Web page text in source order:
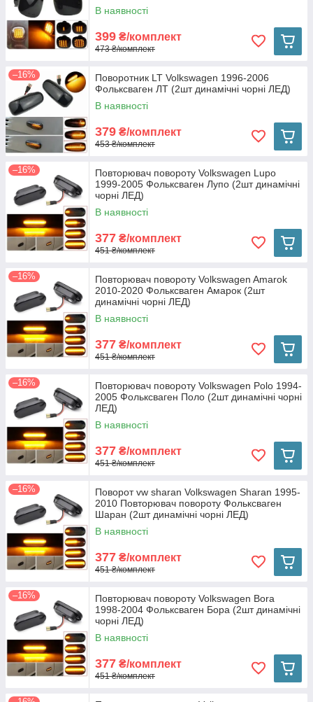
В наявності
399 ₴/комплект
473 ₴/комплект
–16%
Поворотник LT Volkswagen 1996-2006
Фольксваген ЛТ (2шт динамічні чорні ЛЕД)
В наявності
379 ₴/комплект
453 ₴/комплект
–16%
Повторювач повороту Volkswagen Lupo
1999-2005 Фольксваген Лупо (2шт динамічні
чорні ЛЕД)
В наявності
377 ₴/комплект
451 ₴/комплект
–16%
Повторювач повороту Volkswagen Amarok
2010-2020 Фольксваген Амарок (2шт
динамічні чорні ЛЕД)
В наявності
377 ₴/комплект
451 ₴/комплект
–16%
Повторювач повороту Volkswagen Polo 1994-
2005 Фольксваген Поло (2шт динамічні чорні
ЛЕД)
В наявності
377 ₴/комплект
451 ₴/комплект
–16%
Поворот vw sharan Volkswagen Sharan 1995-
2010 Повторювач повороту Фольксваген
Шаран (2шт динамічні чорні ЛЕД)
В наявності
377 ₴/комплект
451 ₴/комплект
–16%
Повторювач повороту Volkswagen Bora
1998-2004 Фольксваген Бора (2шт динамічні
чорні ЛЕД)
В наявності
377 ₴/комплект
451 ₴/комплект